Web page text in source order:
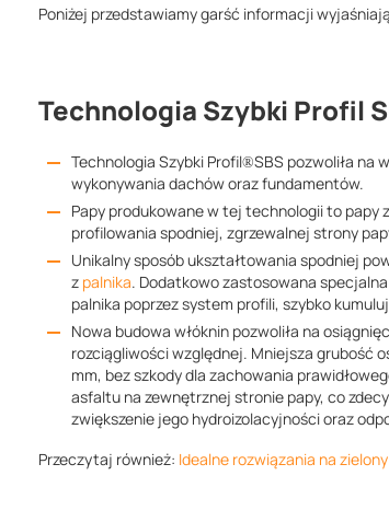
Poniżej przedstawiamy garść informacji
Technologia Szybki Profil
Technologia Szybki Profil®SBS pozwoliła
wykonywania dachów oraz fundamentów.
Papy produkowane w tej technologii to
profilowania spodniej, zgrzewalnej strony
Unikalny sposób ukształtowania spodniej
z palnika. Dodatkowo zastosowana
palnika poprzez system profili, szybko
Nowa budowa włóknin pozwoliła na
rozciągliwości względnej. Mniejsza grubość
mm, bez szkody dla zachowania
asfaltu na zewnętrznej stronie papy, co
zwiększenie jego hydroizolacyjności oraz
Przeczytaj również: Idealne rozwiązania na